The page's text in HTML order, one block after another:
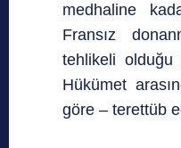
medhaline
Fransız
tehlikeli olduğu
Hükümet
göre – terettüb